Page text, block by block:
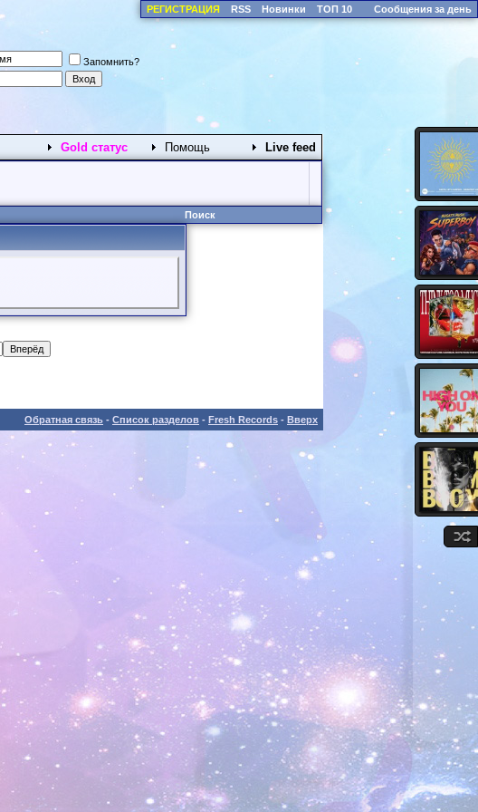
РЕГИСТРАЦИЯ RSS Новинки ТОП 10 Сообщения за день
Запомнить?
Gold статус Помощь Live feed
Поиск
Обратная связь - Список разделов - Fresh Records - Вверх